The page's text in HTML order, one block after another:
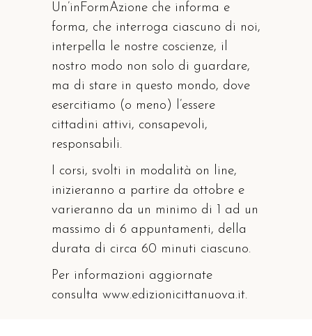
Un’inFormAzione che informa e
forma, che interroga ciascuno di noi,
interpella le nostre coscienze, il
nostro modo non solo di guardare,
ma di stare in questo mondo, dove
esercitiamo (o meno) l’essere
cittadini attivi, consapevoli,
responsabili.
I corsi, svolti in modalità on line,
inizieranno a partire da ottobre e
varieranno da un minimo di 1 ad un
massimo di 6 appuntamenti, della
durata di circa 60 minuti ciascuno.
Per informazioni aggiornate
consulta www.edizionicittanuova.it.